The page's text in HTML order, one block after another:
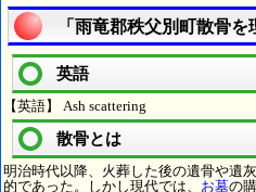
「雨竜郡秩父別町散骨
英語
【英語】 Ash scattering
散骨とは
明治時代以降、火葬した後の遺骨や遺
的であった。しかし現代では、 お墓の